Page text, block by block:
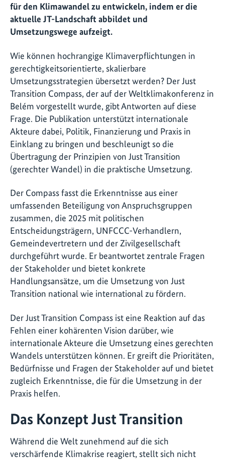
für den Klimawandel zu entwickeln, indem er die
aktuelle JT-Landschaft abbildet und
Umsetzungswege aufzeigt.
Wie können hochrangige Klimaverpflichtungen in
gerechtigkeitsorientierte, skalierbare
Umsetzungsstrategien übersetzt werden? Der Just
Transition Compass, der auf der Weltklimakonferenz in
Belém vorgestellt wurde, gibt Antworten auf diese
Frage. Die Publikation unterstützt internationale
Akteure dabei, Politik, Finanzierung und Praxis in
Einklang zu bringen und beschleunigt so die
Übertragung der Prinzipien von Just Transition
(gerechter Wandel) in die praktische Umsetzung.
Der Compass fasst die Erkenntnisse aus einer
umfassenden Beteiligung von Anspruchsgruppen
zusammen, die 2025 mit politischen
Entscheidungsträgern, UNFCCC-Verhandlern,
Gemeindevertretern und der Zivilgesellschaft
durchgeführt wurde. Er beantwortet zentrale Fragen
der Stakeholder und bietet konkrete
Handlungsansätze, um die Umsetzung von Just
Transition national wie international zu fördern.
Der Just Transition Compass ist eine Reaktion auf das
Fehlen einer kohärenten Vision darüber, wie
internationale Akteure die Umsetzung eines gerechten
Wandels unterstützen können. Er greift die Prioritäten,
Bedürfnisse und Fragen der Stakeholder auf und bietet
zugleich Erkenntnisse, die für die Umsetzung in der
Praxis helfen.
Das Konzept Just Transition
Während die Welt zunehmend auf die sich
verschärfende Klimakrise reagiert, stellt sich nicht